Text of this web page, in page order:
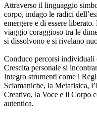
Attraverso il linguaggio
corpo, indago le radici
emergere e di essere
viaggio coraggioso tra le
si dissolvono e si rivelano
Conduco percorsi
Crescita personale si
Integro strumenti come i
Sciamaniche, la Metafisica,
Creativo, la Voce e il Corpo
autentica.